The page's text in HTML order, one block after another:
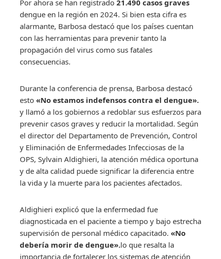
Por ahora se han registrado 21.490 casos graves
dengue en la región en 2024. Si bien esta cifra es
alarmante, Barbosa destacó que los países cuentan
con las herramientas para prevenir tanto la
propagación del virus como sus fatales
consecuencias.
Durante la conferencia de prensa, Barbosa destacó
esto «No estamos indefensos contra el dengue».
y llamó a los gobiernos a redoblar sus esfuerzos para
prevenir casos graves y reducir la mortalidad. Según
el director del Departamento de Prevención, Control
y Eliminación de Enfermedades Infecciosas de la
OPS, Sylvain Aldighieri, la atención médica oportuna
y de alta calidad puede significar la diferencia entre
la vida y la muerte para los pacientes afectados.
Aldighieri explicó que la enfermedad fue
diagnosticada en el paciente a tiempo y bajo estrecha
supervisión de personal médico capacitado. «No
debería morir de dengue».lo que resalta la
importancia de fortalecer los sistemas de atención